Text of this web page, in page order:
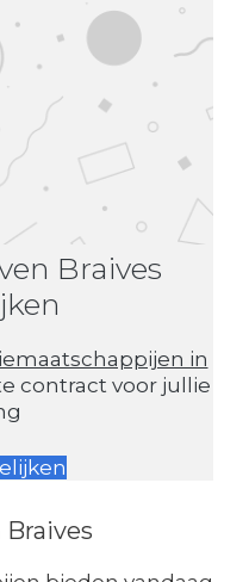
Braives
in
contract voor jullie